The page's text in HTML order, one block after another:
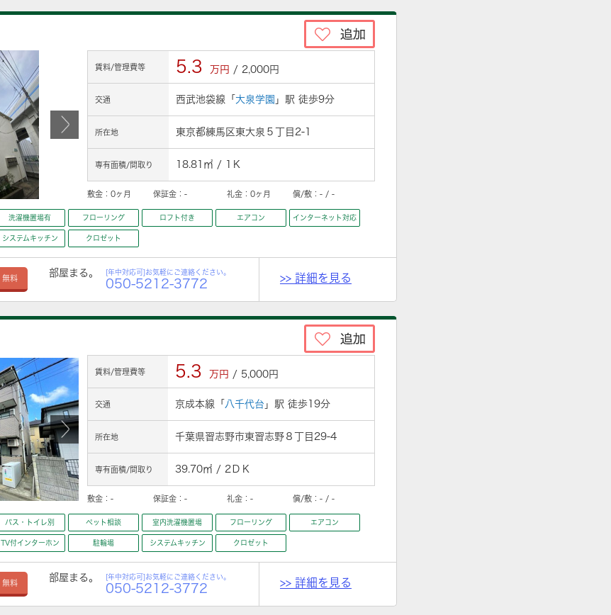
賃料/管理費等 5.3 万円 / 2,000円
交通 西武池袋線「 大泉学園 」駅 徒歩9分
所在地 東京都練馬区東大泉５丁目2-1
専有面積/間取り 18.81㎡ / 1Ｋ
敷金： 0ヶ月 保証金： - 礼金： 0ヶ月 償/敷： - / -
洗濯機置場有 フローリング ロフト付き エアコン インターネット対応
システムキッチン クロゼット
無料
部屋まる。 [年中対応可]お気軽にご連絡ください。
050-5212-3772 >> 詳細を見る
賃料/管理費等 5.3 万円 / 5,000円
交通 京成本線「 八千代台 」駅 徒歩19分
所在地 千葉県習志野市東習志野８丁目29-4
専有面積/間取り 39.70㎡ / 2ＤＫ
敷金： - 保証金： - 礼金： - 償/敷： - / -
バス・トイレ別 ペット相談 室内洗濯機置場 フローリング エアコン
TV付インターホン 駐輪場 システムキッチン クロゼット
無料
部屋まる。 [年中対応可]お気軽にご連絡ください。
050-5212-3772 >> 詳細を見る